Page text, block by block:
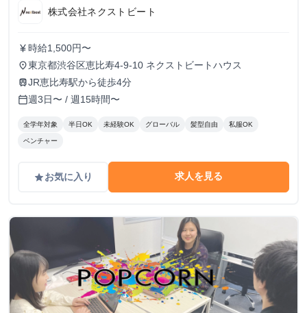
株式会社ネクストビート
currency_yen 時給1,500円〜
place東京都渋谷区恵比寿4-9-10 ネクストビートハウス
trainJR恵比寿駅から徒歩4分
calendar_today週3日〜 / 週15時間〜
全学年対象 半日OK 未経験OK グローバル 髪型自由 私服OK
ベンチャー
gradeお気に入り 求人を見る